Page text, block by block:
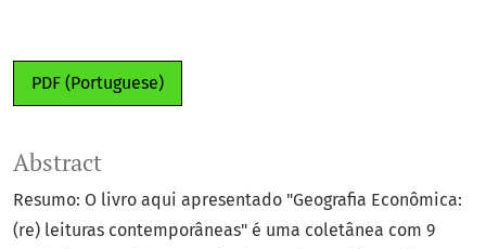
PDF (Portuguese)
Abstract
Resumo: O livro aqui apresentado "Geografia Econômica:
(re) leituras contemporâneas" é uma coletânea com 9